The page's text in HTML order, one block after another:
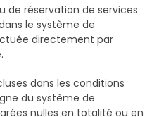
de réservation de services
le système de
directement par
dans les conditions
du système de
nulles en totalité ou en